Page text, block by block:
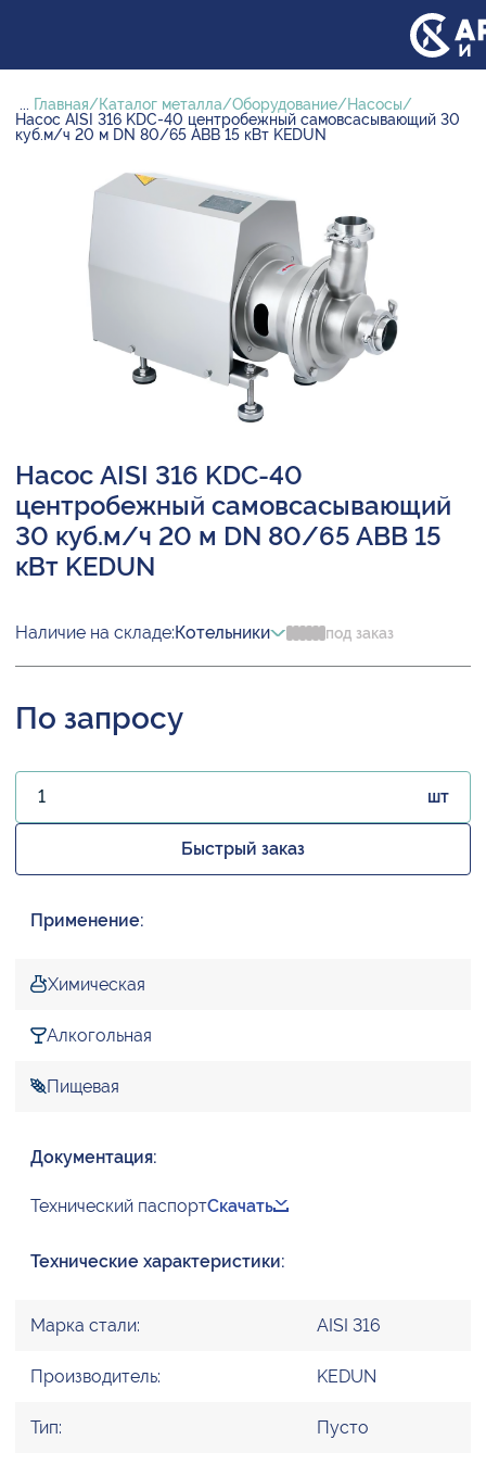
... Главная Каталог металла Оборудование
Насосы
Насос AISI 316 KDC-40 центробежный самовсасывающий 30
куб.м/ч 20 м DN 80/65 ABB 15 кВт KEDUN
Насос AISI 316 KDC-40
центробежный самовсасывающий
30 куб.м/ч 20 м DN 80/65 ABB 15
кВт KEDUN
Наличие на складе:Котельники под заказ
По запросу
шт
Быстрый заказ
Применение:
Химическая
Алкогольная
Пищевая
Документация:
Технический паспортСкачать
Технические характеристики:
Марка стали: AISI 316
Производитель: KEDUN
Тип: Пусто